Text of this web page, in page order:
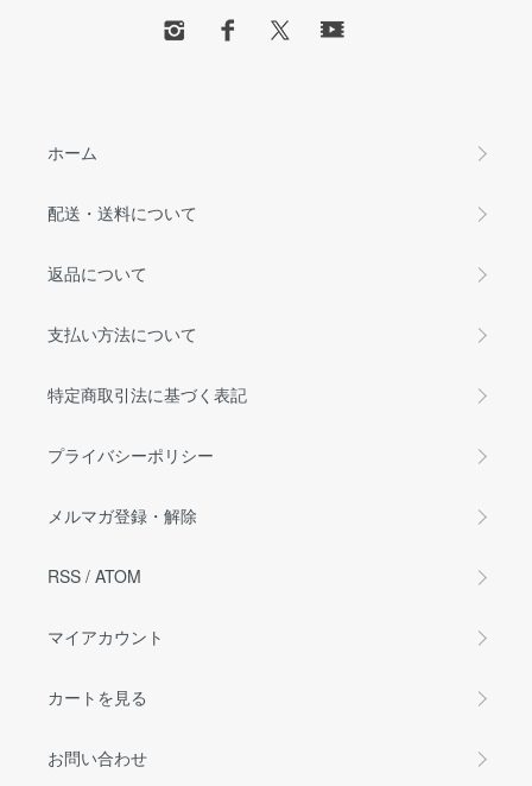
ホーム
配送・送料について
返品について
支払い方法について
特定商取引法に基づく表記
プライバシーポリシー
メルマガ登録・解除
RSS / ATOM
マイアカウント
カートを見る
お問い合わせ